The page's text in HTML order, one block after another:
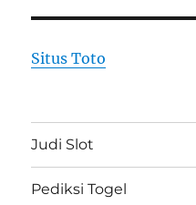
Situs Toto
Judi Slot
Pediksi Togel